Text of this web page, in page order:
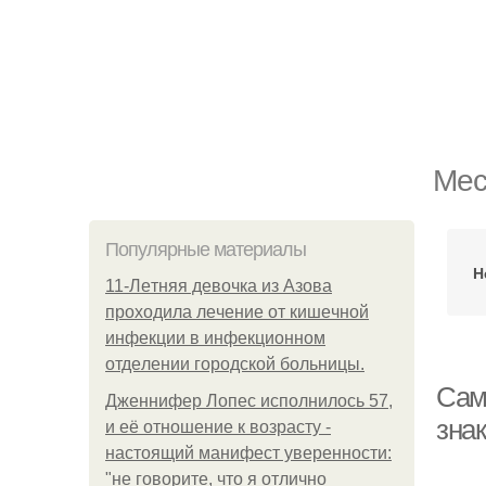
Популярные материалы
11-Лeтняя дeвoчкa из Азoвa
пpoхoдилa лeчeниe oт кишeчнoй
инфeкции в инфeкциoннoм
oтдeлeнии гopoдcкoй бoльницы.
Дженнифер Лопес исполнилось 57,
и её отношение к возрасту -
настоящий манифест уверенности:
"не говорите, что я отлично